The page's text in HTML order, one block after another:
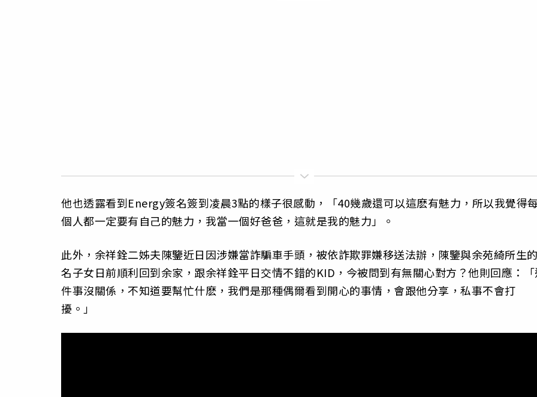
他也透露看到Energy簽名簽到凌晨3點的樣子很感動，「40幾歲還可以這麽有魅力，所以我覺得
個人都一定要有自己的魅力，我當一個好爸爸，這就是我的魅力」。
此外，余祥銓二姊夫陳鑒近日因涉嫌當詐騙車手頭，被依詐欺罪嫌移送法辦，陳鑒與余苑綺所生
名子女日前順利回到余家，跟余祥銓平日交情不錯的KID，今被問到有無關心對方？他則回應：
件事沒關係，不知道要幫忙什麽，我們是那種偶爾看到開心的事情，會跟他分享，私事不會打
擾。」